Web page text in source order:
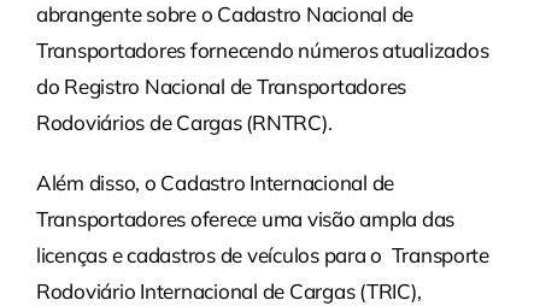
abrangente sobre o Cadastro Nacional de
Transportadores fornecendo números atualizados
do Registro Nacional de Transportadores
Rodoviários de Cargas (RNTRC).
Além disso, o Cadastro Internacional de
Transportadores oferece uma visão ampla das
licenças e cadastros de veículos para o Transporte
Rodoviário Internacional de Cargas (TRIC),